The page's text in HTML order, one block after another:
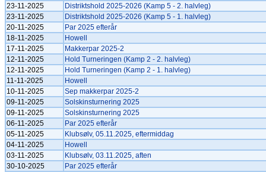
23-11-2025
Distriktshold 2025-2026 (Kamp 5 - 2. halvleg)
23-11-2025
Distriktshold 2025-2026 (Kamp 5 - 1. halvleg)
20-11-2025
Par 2025 efterår
18-11-2025
Howell
17-11-2025
Makkerpar 2025-2
12-11-2025
Hold Turneringen (Kamp 2 - 2. halvleg)
12-11-2025
Hold Turneringen (Kamp 2 - 1. halvleg)
11-11-2025
Howell
10-11-2025
Sep makkerpar 2025-2
09-11-2025
Solskinsturnering 2025
09-11-2025
Solskinsturnering 2025
06-11-2025
Par 2025 efterår
05-11-2025
Klubsølv, 05.11.2025, eftermiddag
04-11-2025
Howell
03-11-2025
Klubsølv, 03.11.2025, aften
30-10-2025
Par 2025 efterår